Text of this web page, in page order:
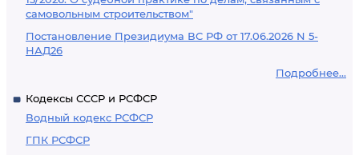
самовольным строительством"
Постановление Президиума ВС РФ от 17.06.2026 N 5-
НАД26
Подробнее...
Кодексы СССР и РСФСР
Водный кодекс РСФСР
ГПК РСФСР